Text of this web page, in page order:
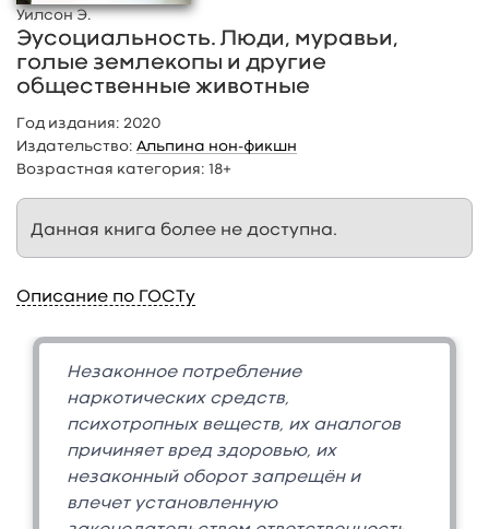
Уилсон Э.
Эусоциальность. Люди, муравьи,
голые землекопы и другие
общественные животные
Год издания: 2020
Издательство: Альпина нон-фикшн
Возрастная категория: 18+
Данная книга более не доступна.
Описание по ГОСТу
Незаконное потребление
наркотических средств,
психотропных веществ, их аналогов
причиняет вред здоровью, их
незаконный оборот запрещён и
влечет установленную